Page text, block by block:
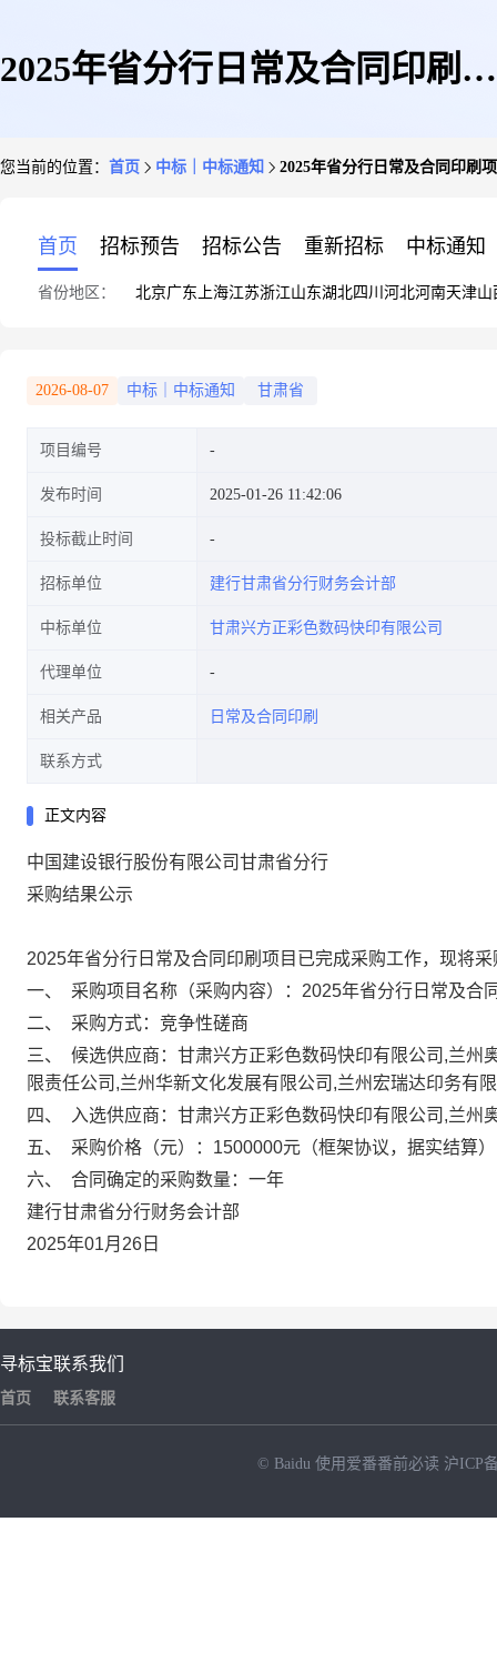
2025年省分行日常及合同印刷项
您当前的位置： 首页 中标｜中标通知 2025年省分行日常及合同印刷
首页 招标预告 招标公告 重新招标 中标通知
省份地区： 北京广东 上海江苏浙江山东湖北四川 河北河南天津山
2026-08-07 中标｜中标通知 甘肃省
项目编号
发布时间 2025-01-26 11:42:06
投标截止时间
招标单位 建行甘肃省分行财务会计部
中标单位 甘肃兴方正彩色数码快印有限公司
代理单位
相关产品 日常及合同印刷
联系方式
正文内容
中国建设银行股份有限公司甘肃省分行
采购结果公示
2025年省分行日常及合同印刷项目 已完成采购工作，现将
一、
采购项目名称（采购内容）：2025年省分行日常及合
二、
采购方式：竞争性磋商
三、
候选供应商：甘肃兴方正彩色数码快印有限公司,兰州
限责任公司,兰州华新文化发展有限公司,兰州宏瑞达印务有
四、
入选供应商：甘肃兴方正彩色数码快印有限公司,兰州
五、
采购价格（元）：1500000元（框架协议，据实结算）
六、
合同确定的采购数量：一年
建行甘肃省分行财务会计部
2025年01月26日
寻标宝
首页
联系我们
联系客服
© Baidu 使用爱番番前必读 沪ICP